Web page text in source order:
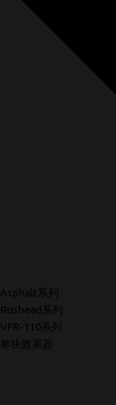
Asphalt系列
Rushead系列
VFR-110系列
单块效果器